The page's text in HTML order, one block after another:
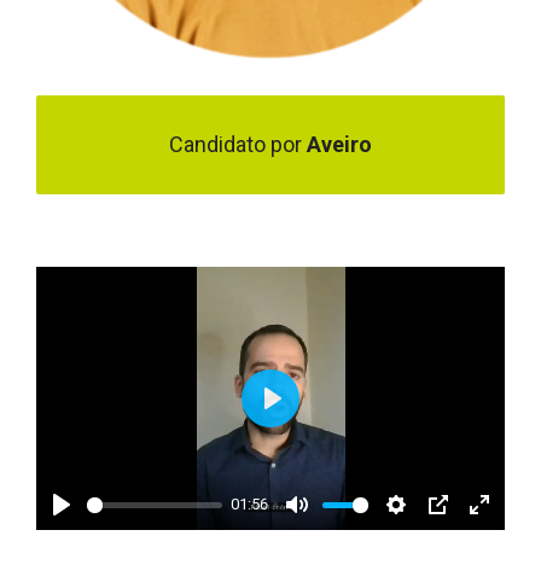
Candidato porAveiro
Play
01:56
Mute Settings
PIP Enter
Play